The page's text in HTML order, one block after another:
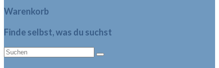
Warenkorb
Finde selbst, was du suchst
Suche